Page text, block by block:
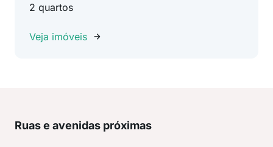
2 quartos
Veja imóveis
Ruas e avenidas próximas